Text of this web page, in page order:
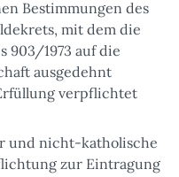
Bestimmungen des
mit dem die
903/1973 auf die
ausgedehnt
verpflichtet
und nicht-katholische
zur Eintragung